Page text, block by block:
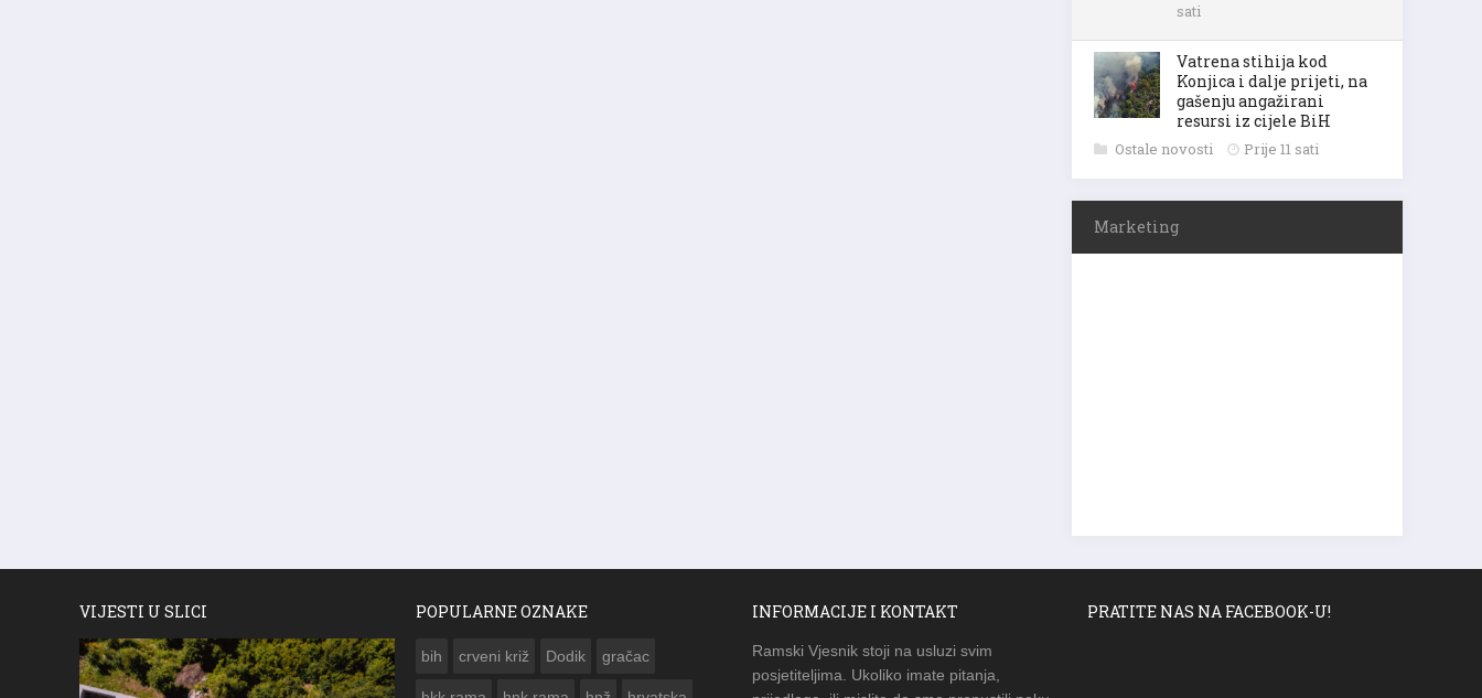
sati
Vatrena stihija kod
Konjica i dalje prijeti, na
gašenju angažirani
resursi iz cijele BiH
Ostale novosti Prije 11 sati
Marketing
VIJESTI U SLICI POPULARNE OZNAKE
bih crveni križ Dodik gračac
INFORMACIJE I KONTAKT
Ramski Vjesnik stoji na usluzi svim
posjetiteljima. Ukoliko imate pitanja,
PRATITE NAS NA FACEBOOK-U!